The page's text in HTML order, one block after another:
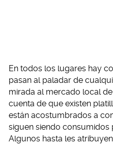
En todos los lugares hay
pasan al paladar de
mirada al mercado local
cuenta de que existen
están acostumbrados a
siguen siendo consumidos
Algunos hasta les